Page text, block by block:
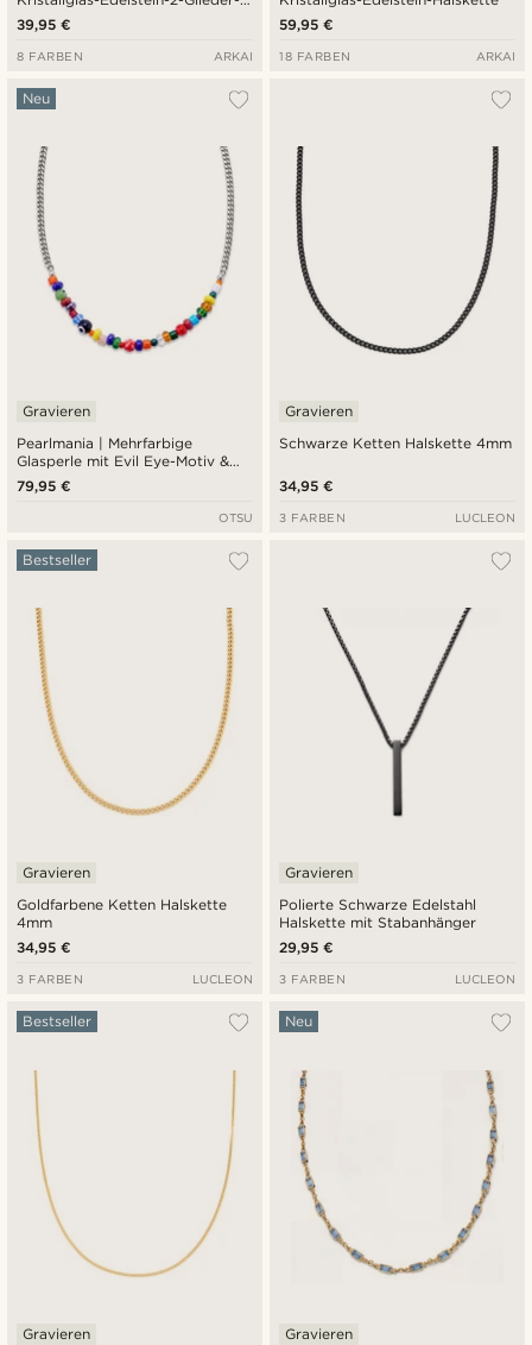
Halskette
39,95 €
8 FARBEN ARKAI
59,95 €
18 FARBEN ARKAI
Pearlmania | Mehrfarbige
Glasperle mit Evil Eye-Motiv &
Halskette aus Edelstahl
Neu
Gravieren
79,95 €
OTSU
Schwarze Ketten Halskette 4mm
Gravieren
34,95 €
3 FARBEN LUCLEON
Goldfarbene Ketten Halskette
4mm
Bestseller
Gravieren
34,95 €
3 FARBEN LUCLEON
Polierte Schwarze Edelstahl
Halskette mit Stabanhänger
Gravieren
29,95 €
3 FARBEN LUCLEON
Bestseller
Gravieren
Neu
Gravieren